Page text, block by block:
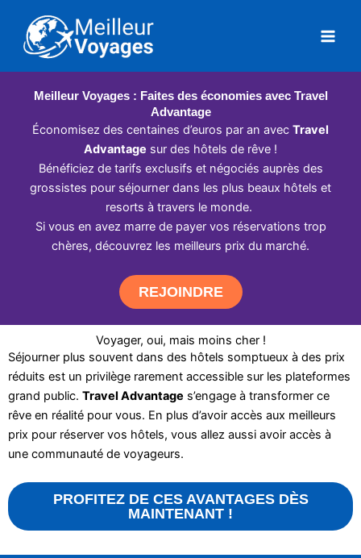
contenu
Meilleur Voyages : Faites des économies avec Travel
Advantage
Économisez des centaines d’euros par an avec Travel
Advantage sur des hôtels de rêve !
Bénéficiez de tarifs exclusifs et négociés auprès des
grossistes pour séjourner dans les plus beaux hôtels et
resorts à travers le monde.
Si vous en avez marre de payer vos réservations trop
chères, découvrez les meilleurs prix du marché.
REJOINDRE
Voyager, oui, mais moins cher !
Séjourner plus souvent dans des hôtels somptueux à des prix
réduits est un privilège rarement accessible sur les plateformes
grand public. Travel Advantage s’engage à transformer ce
rêve en réalité pour vous. En plus d’avoir accès aux meilleurs
prix pour réserver vos hôtels, vous allez aussi avoir accès à
une communauté de voyageurs.
PROFITEZ DE CES AVANTAGES DÈS
MAINTENANT !